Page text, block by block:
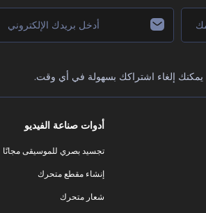
يمكنك إلغاء اشتراكك بسهولة في أي وقت.
أدوات صناعة الفيديو
تجسيد بصري للموسيقى مجانًا
إنشاء مقطع متحرك
شعار متحرك